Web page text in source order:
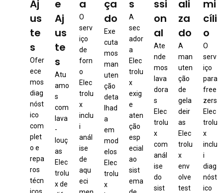
Aj
us
te
s
Ofer
ece
mos
diag
nóst
ico
com
plet
o e
repa
ros
técn
icos
e
Aj
us
te
s
Atu
amo
s
com
lava
-
louç
as
Elec
trolu
x de
a
O
serv
iço
de
forn
o
Elec
trolu
x
inclu
i
anál
ise
de
aqu
eci
ça
do
Exe
cuta
mos
man
uten
ção
deta
lhad
a
em
mod
elos
Elec
trolu
x
s
A
sec
ador
a
Elec
trolu
x
exig
e
aten
ção
esp
ecial
ao
sist
ema
ssi
on
al
Ate
nde
mos
lava
dora
s
Elec
trolu
x
com
anál
ise
do
sist
ali
za
do
A
man
uten
ção
de
gela
deir
as
Elec
trolu
x
env
olve
test
mi
cíli
o
O
serv
iço
para
free
zers
Elec
trolu
x
inclu
i
diag
nóst
ico